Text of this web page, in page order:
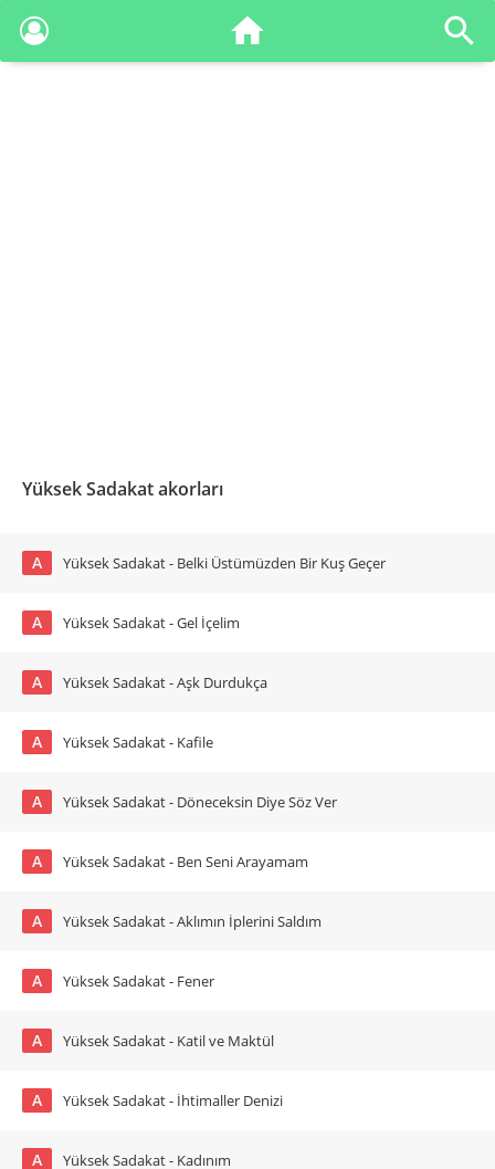
Yüksek Sadakat akorları
A Yüksek Sadakat - Belki Üstümüzden Bir Kuş Geçer
A Yüksek Sadakat - Gel İçelim
A Yüksek Sadakat - Aşk Durdukça
A Yüksek Sadakat - Kafile
A Yüksek Sadakat - Döneceksin Diye Söz Ver
A Yüksek Sadakat - Ben Seni Arayamam
A Yüksek Sadakat - Aklımın İplerini Saldım
A Yüksek Sadakat - Fener
A Yüksek Sadakat - Katil ve Maktül
A Yüksek Sadakat - İhtimaller Denizi
A Yüksek Sadakat - Kadınım